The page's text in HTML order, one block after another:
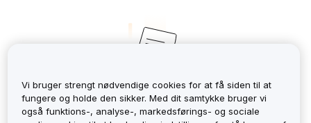
No Records
Vi bruger strengt nødvendige cookies for at få siden til at
fungere og holde den sikker. Med dit samtykke bruger vi
også funktions-, analyse-, markedsførings- og sociale